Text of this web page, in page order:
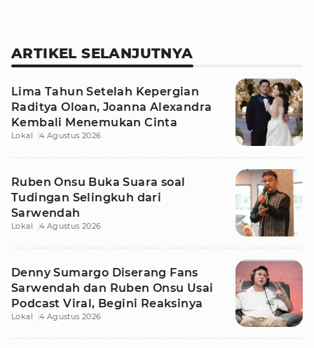
ARTIKEL SELANJUTNYA
Lima Tahun Setelah Kepergian
Raditya Oloan, Joanna Alexandra
Kembali Menemukan Cinta
Lokal 4 Agustus 2026
Ruben Onsu Buka Suara soal
Tudingan Selingkuh dari
Sarwendah
Lokal 4 Agustus 2026
Denny Sumargo Diserang Fans
Sarwendah dan Ruben Onsu Usai
Podcast Viral, Begini Reaksinya
Lokal 4 Agustus 2026